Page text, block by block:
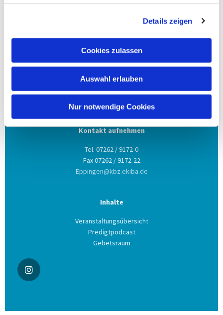
Details zeigen
Cookies zulassen
Auswahl erlauben
Nur notwendige Cookies
Evang. Kirchengemeinde Eppingen
Kontakt aufnehmen
Tel. 07262 / 9172-0
Fax 07262 / 9172-22
Eppingen@kbz.ekiba.de
Inhalte
Veranstaltungsübersicht
Predigtpodcast
Gebetsraum